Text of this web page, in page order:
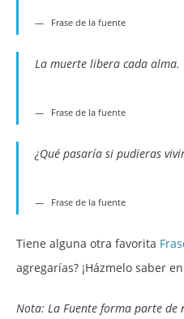
Frase de la fuente
La muerte libera cada alma.
Frase de la fuente
¿Qué pasaría si pudieras
Frase de la fuente
Tiene alguna otra favorita
agregarías? ¡Házmelo saber
Nota: La Fuente forma parte de